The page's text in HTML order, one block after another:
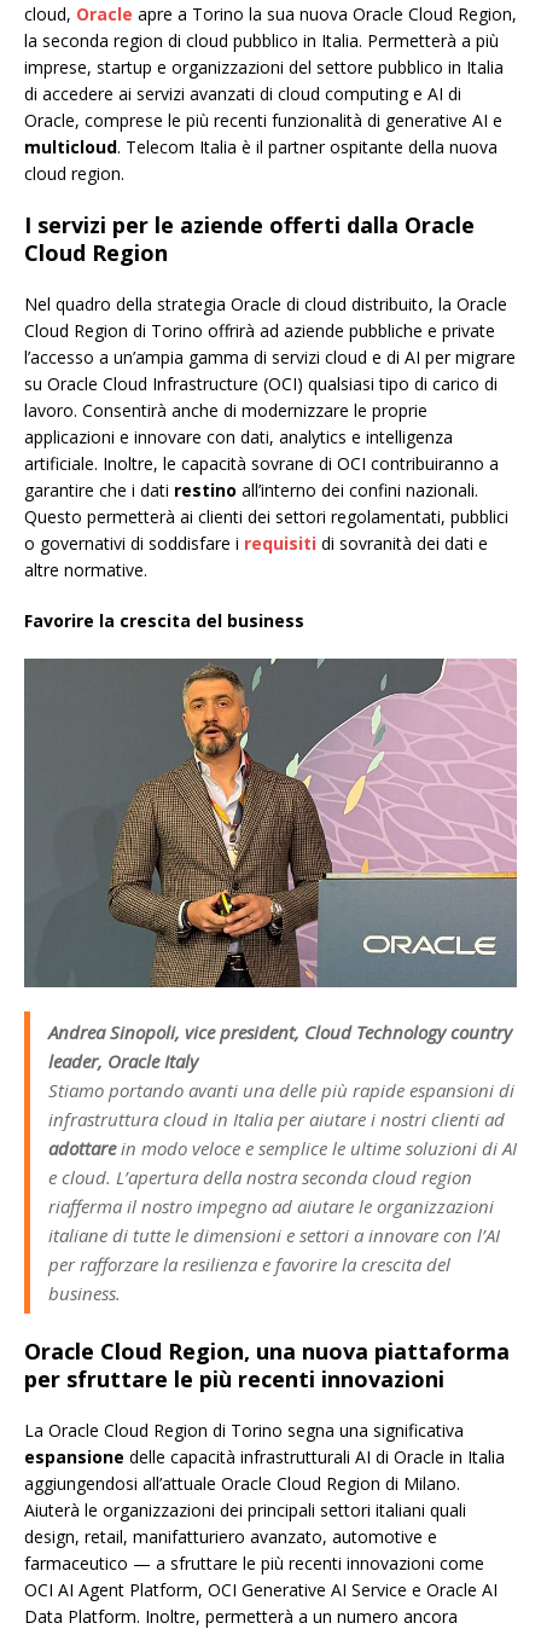
cloud, Oracle apre a Torino la sua nuova Oracle Cloud Region,
la seconda region di cloud pubblico in Italia. Permetterà a più
imprese, startup e organizzazioni del settore pubblico in Italia
di accedere ai servizi avanzati di cloud computing e AI di
Oracle, comprese le più recenti funzionalità di generative AI e
multicloud. Telecom Italia è il partner ospitante della nuova
cloud region.
I servizi per le aziende offerti dalla Oracle
Cloud Region
Nel quadro della strategia Oracle di cloud distribuito, la Oracle
Cloud Region di Torino offrirà ad aziende pubbliche e private
l’accesso a un’ampia gamma di servizi cloud e di AI per migrare
su Oracle Cloud Infrastructure (OCI) qualsiasi tipo di carico di
lavoro. Consentirà anche di modernizzare le proprie
applicazioni e innovare con dati, analytics e intelligenza
artificiale. Inoltre, le capacità sovrane di OCI contribuiranno a
garantire che i dati restino all’interno dei confini nazionali.
Questo permetterà ai clienti dei settori regolamentati, pubblici
o governativi di soddisfare i requisiti di sovranità dei dati e
altre normative.
Favorire la crescita del business
Andrea Sinopoli, vice president, Cloud Technology country
leader, Oracle Italy
Stiamo portando avanti una delle più rapide espansioni di
infrastruttura cloud in Italia per aiutare i nostri clienti ad
adottarein modo veloce e semplice le ultime soluzioni di AI
e cloud. L’apertura della nostra seconda cloud region
riafferma il nostro impegno ad aiutare le organizzazioni
italiane di tutte le dimensioni e settori a innovare con l’AI
per rafforzare la resilienza e favorire la crescita del
business.
Oracle Cloud Region, una nuova piattaforma
per sfruttare le più recenti innovazioni
La Oracle Cloud Region di Torino segna una significativa
espansione delle capacità infrastrutturali AI di Oracle in Italia
aggiungendosi all’attuale Oracle Cloud Region di Milano.
Aiuterà le organizzazioni dei principali settori italiani quali
design, retail, manifatturiero avanzato, automotive e
farmaceutico — a sfruttare le più recenti innovazioni come
OCI AI Agent Platform, OCI Generative AI Service e Oracle AI
Data Platform. Inoltre, permetterà a un numero ancora